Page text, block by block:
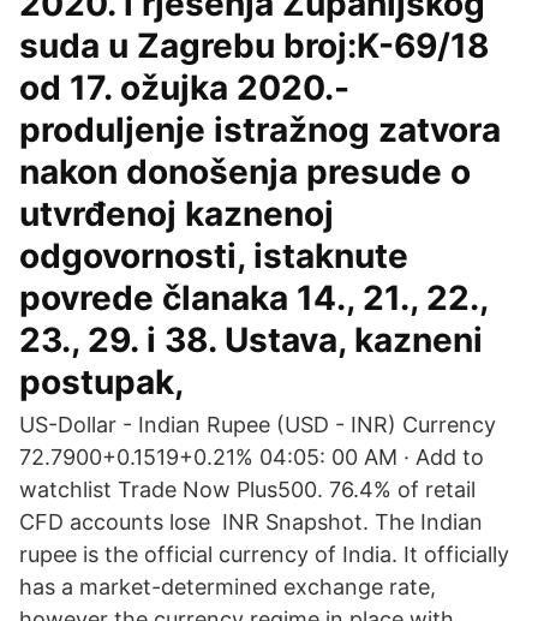
suda u Zagrebu broj:K-69/18
od 17. ožujka 2020.-
produljenje istražnog zatvora
nakon donošenja presude o
utvrđenoj kaznenoj
odgovornosti, istaknute
povrede članaka 14., 21., 22.,
23., 29. i 38. Ustava, kazneni
postupak,
US-Dollar - Indian Rupee (USD - INR) Currency
72.7900+0.1519+0.21% 04:05: 00 AM · Add to
watchlist Trade Now Plus500. 76.4% of retail
CFD accounts lose INR Snapshot. The Indian
rupee is the official currency of India. It officially
has a market-determined exchange rate,